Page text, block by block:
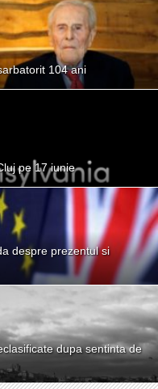
104 ani
pe 17 iunie
despre prezentul si
dupa sentinta de